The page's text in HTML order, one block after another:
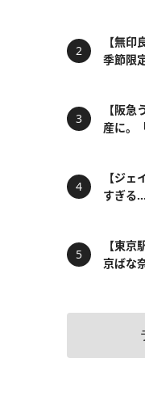
【無
季節限
【阪
産に。
【ジ
すぎる
【東
京ばな